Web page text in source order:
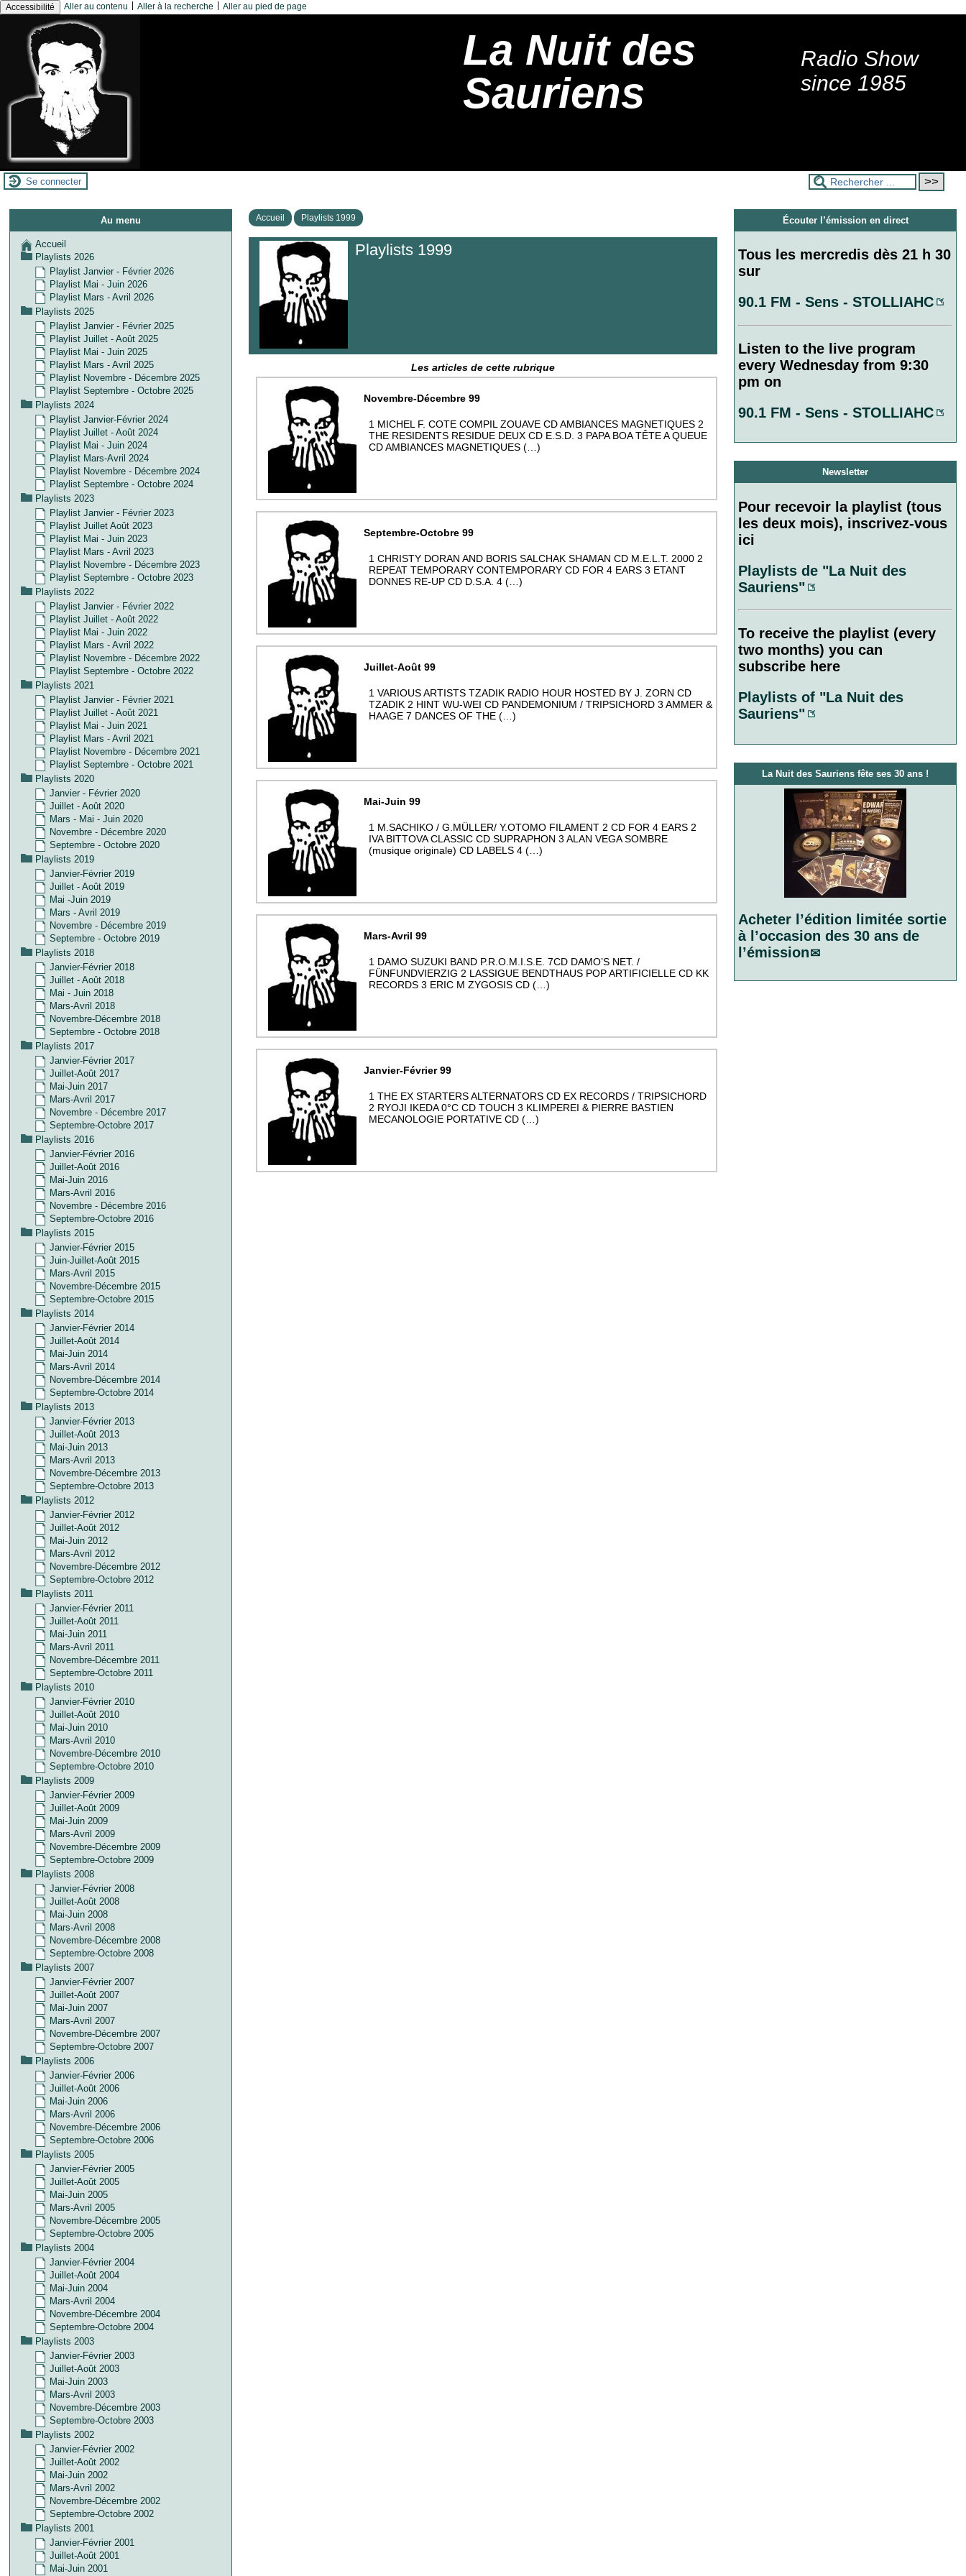
Accessibilité Aller au contenu Aller à la recherche Aller au pied de page
La Nuit des
Sauriens
Radio Show
since 1985
Se connecter
Accueil Playlists 1999
Playlists 1999
Les articles de cette rubrique
Novembre-Décembre 99
1 MICHEL F. COTE COMPIL ZOUAVE CD AMBIANCES MAGNETIQUES 2
THE RESIDENTS RESIDUE DEUX CD E.S.D. 3 PAPA BOA TÊTE A QUEUE
CD AMBIANCES MAGNETIQUES (…)
Septembre-Octobre 99
1 CHRISTY DORAN AND BORIS SALCHAK SHAMAN CD M.E.L.T. 2000 2
REPEAT TEMPORARY CONTEMPORARY CD FOR 4 EARS 3 ETANT
DONNES RE-UP CD D.S.A. 4 (…)
Juillet-Août 99
1 VARIOUS ARTISTS TZADIK RADIO HOUR HOSTED BY J. ZORN CD
TZADIK 2 HINT WU-WEI CD PANDEMONIUM / TRIPSICHORD 3 AMMER &
HAAGE 7 DANCES OF THE (…)
Mai-Juin 99
1 M.SACHIKO / G.MÜLLER/ Y.OTOMO FILAMENT 2 CD FOR 4 EARS 2
IVA BITTOVA CLASSIC CD SUPRAPHON 3 ALAN VEGA SOMBRE
(musique originale) CD LABELS 4 (…)
Mars-Avril 99
1 DAMO SUZUKI BAND P.R.O.M.I.S.E. 7CD DAMO’S NET. /
FÜNFUNDVIERZIG 2 LASSIGUE BENDTHAUS POP ARTIFICIELLE CD KK
RECORDS 3 ERIC M ZYGOSIS CD (…)
Janvier-Février 99
1 THE EX STARTERS ALTERNATORS CD EX RECORDS / TRIPSICHORD
2 RYOJI IKEDA 0°C CD TOUCH 3 KLIMPEREI & PIERRE BASTIEN
MECANOLOGIE PORTATIVE CD (…)
Au menu
Accueil
Playlists 2026
Playlist Janvier - Février 2026
Playlist Mai - Juin 2026
Playlist Mars - Avril 2026
Playlists 2025
Playlist Janvier - Février 2025
Playlist Juillet - Août 2025
Playlist Mai - Juin 2025
Playlist Mars - Avril 2025
Playlist Novembre - Décembre 2025
Playlist Septembre - Octobre 2025
Playlists 2024
Playlist Janvier-Février 2024
Playlist Juillet - Août 2024
Playlist Mai - Juin 2024
Playlist Mars-Avril 2024
Playlist Novembre - Décembre 2024
Playlist Septembre - Octobre 2024
Playlists 2023
Playlist Janvier - Février 2023
Playlist Juillet Août 2023
Playlist Mai - Juin 2023
Playlist Mars - Avril 2023
Playlist Novembre - Décembre 2023
Playlist Septembre - Octobre 2023
Playlists 2022
Playlist Janvier - Février 2022
Playlist Juillet - Août 2022
Playlist Mai - Juin 2022
Playlist Mars - Avril 2022
Playlist Novembre - Décembre 2022
Playlist Septembre - Octobre 2022
Playlists 2021
Playlist Janvier - Février 2021
Playlist Juillet - Août 2021
Playlist Mai - Juin 2021
Playlist Mars - Avril 2021
Playlist Novembre - Décembre 2021
Playlist Septembre - Octobre 2021
Playlists 2020
Janvier - Février 2020
Juillet - Août 2020
Mars - Mai - Juin 2020
Novembre - Décembre 2020
Septembre - Octobre 2020
Playlists 2019
Janvier-Février 2019
Juillet - Août 2019
Mai -Juin 2019
Mars - Avril 2019
Novembre - Décembre 2019
Septembre - Octobre 2019
Playlists 2018
Janvier-Février 2018
Juillet - Août 2018
Mai - Juin 2018
Mars-Avril 2018
Novembre-Décembre 2018
Septembre - Octobre 2018
Playlists 2017
Janvier-Février 2017
Juillet-Août 2017
Mai-Juin 2017
Mars-Avril 2017
Novembre - Décembre 2017
Septembre-Octobre 2017
Playlists 2016
Janvier-Février 2016
Juillet-Août 2016
Mai-Juin 2016
Mars-Avril 2016
Novembre - Décembre 2016
Septembre-Octobre 2016
Playlists 2015
Janvier-Février 2015
Juin-Juillet-Août 2015
Mars-Avril 2015
Novembre-Décembre 2015
Septembre-Octobre 2015
Playlists 2014
Janvier-Février 2014
Juillet-Août 2014
Mai-Juin 2014
Mars-Avril 2014
Novembre-Décembre 2014
Septembre-Octobre 2014
Playlists 2013
Janvier-Février 2013
Juillet-Août 2013
Mai-Juin 2013
Mars-Avril 2013
Novembre-Décembre 2013
Septembre-Octobre 2013
Playlists 2012
Janvier-Février 2012
Juillet-Août 2012
Mai-Juin 2012
Mars-Avril 2012
Novembre-Décembre 2012
Septembre-Octobre 2012
Playlists 2011
Janvier-Février 2011
Juillet-Août 2011
Mai-Juin 2011
Mars-Avril 2011
Novembre-Décembre 2011
Septembre-Octobre 2011
Playlists 2010
Janvier-Février 2010
Juillet-Août 2010
Mai-Juin 2010
Mars-Avril 2010
Novembre-Décembre 2010
Septembre-Octobre 2010
Playlists 2009
Janvier-Février 2009
Juillet-Août 2009
Mai-Juin 2009
Mars-Avril 2009
Novembre-Décembre 2009
Septembre-Octobre 2009
Playlists 2008
Janvier-Février 2008
Juillet-Août 2008
Mai-Juin 2008
Mars-Avril 2008
Novembre-Décembre 2008
Septembre-Octobre 2008
Playlists 2007
Janvier-Février 2007
Juillet-Août 2007
Mai-Juin 2007
Mars-Avril 2007
Novembre-Décembre 2007
Septembre-Octobre 2007
Playlists 2006
Janvier-Février 2006
Juillet-Août 2006
Mai-Juin 2006
Mars-Avril 2006
Novembre-Décembre 2006
Septembre-Octobre 2006
Playlists 2005
Janvier-Février 2005
Juillet-Août 2005
Mai-Juin 2005
Mars-Avril 2005
Novembre-Décembre 2005
Septembre-Octobre 2005
Playlists 2004
Janvier-Février 2004
Juillet-Août 2004
Mai-Juin 2004
Mars-Avril 2004
Novembre-Décembre 2004
Septembre-Octobre 2004
Playlists 2003
Janvier-Février 2003
Juillet-Août 2003
Mai-Juin 2003
Mars-Avril 2003
Novembre-Décembre 2003
Septembre-Octobre 2003
Playlists 2002
Janvier-Février 2002
Juillet-Août 2002
Mai-Juin 2002
Mars-Avril 2002
Novembre-Décembre 2002
Septembre-Octobre 2002
Playlists 2001
Janvier-Février 2001
Juillet-Août 2001
Mai-Juin 2001
Écouter l’émission en direct
Tous les mercredis dès 21 h 30
sur
90.1 FM - Sens - STOLLIAHC
Listen to the live program
every Wednesday from 9:30
pm on
90.1 FM - Sens - STOLLIAHC
Newsletter
Pour recevoir la playlist (tous
les deux mois), inscrivez-vous
ici
Playlists de "La Nuit des
Sauriens"
To receive the playlist (every
two months) you can
subscribe here
Playlists of "La Nuit des
Sauriens"
La Nuit des Sauriens fête ses 30 ans !
Acheter l’édition limitée sortie
à l’occasion des 30 ans de
l’émission